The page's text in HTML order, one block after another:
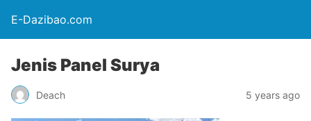
E-Dazibao.com
Jenis Panel Surya
Deach 5 years ago